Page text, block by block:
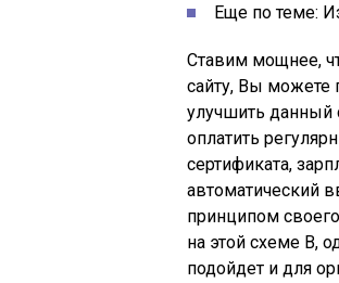
Еще по теме:
Ставим мощнее,
сайту, Вы
улучшить данный
оплатить
сертификата,
автоматический
принципом
на этой схеме В,
подойдет и для